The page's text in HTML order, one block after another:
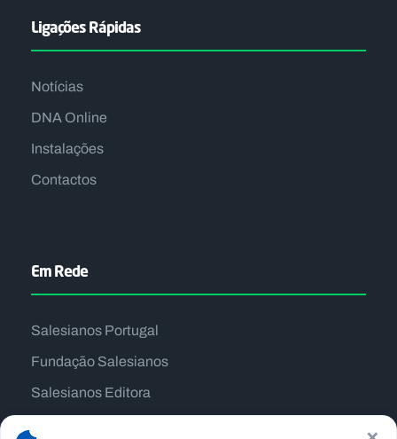
Ligações Rápidas
Notícias
DNA Online
Instalações
Contactos
Em Rede
Salesianos Portugal
Fundação Salesianos
Salesianos Editora